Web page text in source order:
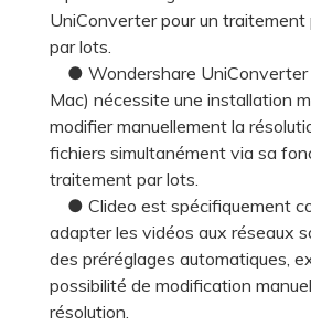
UniConverter pour un traitement
par lots.
● Wondershare
Mac) nécessite une installation
modifier manuellement la
fichiers simultanément via sa
traitement par lots.
● Clideo est spécifiquement
adapter les vidéos aux réseaux
des préréglages automatiques,
possibilité de modification
résolution.